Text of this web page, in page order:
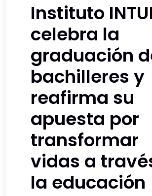
Instituto
celebra la
graduación
bachilleres y
reafirma su
apuesta por
transformar
vidas a
la educación